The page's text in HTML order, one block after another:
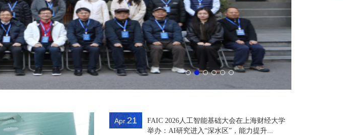
Apr.21
FAIC 2026人工智能基础大会在上海财经大学
举办：AI研究进入“深水区”，能力提升...